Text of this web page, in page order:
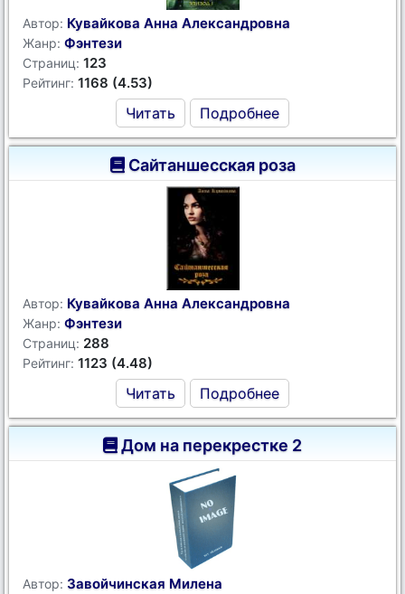
Автор: Кувайкова Анна Александровна
Жанр: Фэнтези
Страниц: 123
Рейтинг: 1168 (4.53)
Читать Подробнее
Сайтаншесская роза
Автор: Кувайкова Анна Александровна
Жанр: Фэнтези
Страниц: 288
Рейтинг: 1123 (4.48)
Читать Подробнее
Дом на перекрестке 2
Автор: Завойчинская Милена